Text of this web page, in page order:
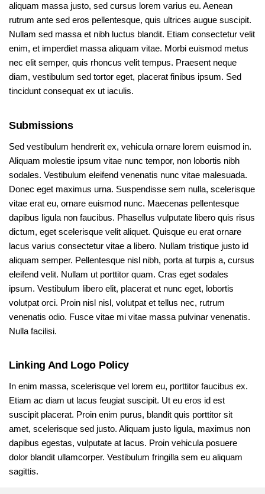
aliquam massa justo, sed cursus lorem varius eu. Aenean
rutrum ante sed eros pellentesque, quis ultrices augue suscipit.
Nullam sed massa et nibh luctus blandit. Etiam consectetur velit
enim, et imperdiet massa aliquam vitae. Morbi euismod metus
nec elit semper, quis rhoncus velit tempus. Praesent neque
diam, vestibulum sed tortor eget, placerat finibus ipsum. Sed
tincidunt consequat ex ut iaculis.
Submissions
Sed vestibulum hendrerit ex, vehicula ornare lorem euismod in.
Aliquam molestie ipsum vitae nunc tempor, non lobortis nibh
sodales. Vestibulum eleifend venenatis nunc vitae malesuada.
Donec eget maximus urna. Suspendisse sem nulla, scelerisque
vitae erat eu, ornare euismod nunc. Maecenas pellentesque
dapibus ligula non faucibus. Phasellus vulputate libero quis risus
dictum, eget scelerisque velit aliquet. Quisque eu erat ornare
lacus varius consectetur vitae a libero. Nullam tristique justo id
aliquam semper. Pellentesque nisl nibh, porta at turpis a, cursus
eleifend velit. Nullam ut porttitor quam. Cras eget sodales
ipsum. Vestibulum libero elit, placerat et nunc eget, lobortis
volutpat orci. Proin nisl nisl, volutpat et tellus nec, rutrum
venenatis odio. Fusce vitae mi vitae massa pulvinar venenatis.
Nulla facilisi.
Linking And Logo Policy
In enim massa, scelerisque vel lorem eu, porttitor faucibus ex.
Etiam ac diam ut lacus feugiat suscipit. Ut eu eros id est
suscipit placerat. Proin enim purus, blandit quis porttitor sit
amet, scelerisque sed justo. Aliquam justo ligula, maximus non
dapibus egestas, vulputate at lacus. Proin vehicula posuere
dolor blandit ullamcorper. Vestibulum fringilla sem eu aliquam
sagittis.